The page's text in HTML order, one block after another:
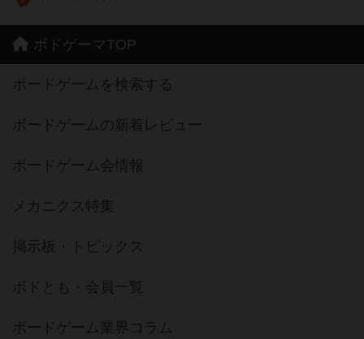
ボドゲーマTOP
ボードゲームを検索する
ボードゲームの新着レビュー
ボードゲーム会情報
メカニクス特集
掲示板・トピックス
ボドとも・会員一覧
ボードゲーム業界コラム